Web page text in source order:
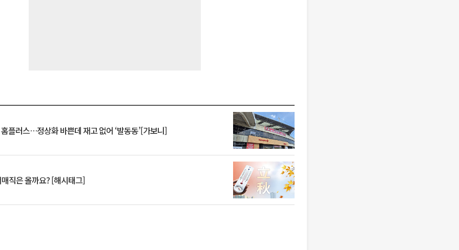
플러스…정상화 바쁜데 재고 없어 ‘발동동’[가보니]
직은 올까요? [해시태그]